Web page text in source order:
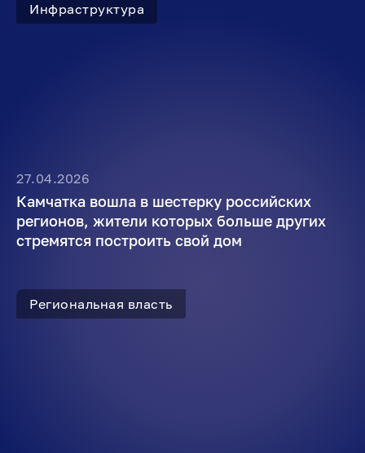
Инфраструктура
27.04.2026
Камчатка вошла в шестерку российских
регионов, жители которых больше других
стремятся построить свой дом
Региональная власть